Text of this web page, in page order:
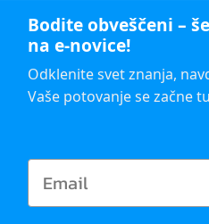
Bodite obveščeni –
na e-novice!
Odklenite svet znanja,
Vaše potovanje se začne